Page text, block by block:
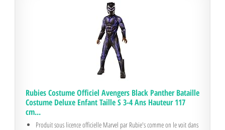
Rubies Costume Officiel Avengers Black Panther Bataille
Costume Deluxe Enfant Taille S 3-4 Ans Hauteur 117
cm...
Produit sous licence officielle Marvel par Rubie's comme on le voit dans